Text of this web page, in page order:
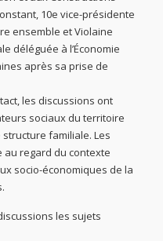
10e vice-présidente
ensemble et Violaine
déléguée à l’Économie
après sa prise de
les discussions ont
sociaux du territoire
familiale. Les
au regard du contexte
socio-économiques de la
les sujets